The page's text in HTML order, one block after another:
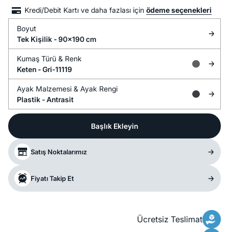
Kredi/Debit Kartı ve daha fazlası için ödeme seçenekleri
Boyut
Tek Kişilik - 90x190 cm
Kumaş Türü & Renk
Keten -Gri-11119
Ayak Malzemesi & Ayak Rengi
Plastik -Antrasit
Başlık Ekleyin
Satış Noktalarımız
Fiyatı Takip Et
Ücretsiz Teslimat